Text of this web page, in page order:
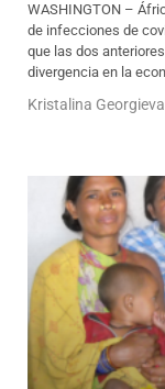
WASHINGTON –
de infecciones de
que las dos
divergencia en la
Kristalina Georgieva